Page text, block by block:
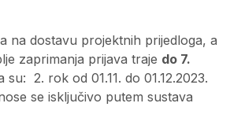
na dostavu projektnih prijedloga, a
zaprimanja prijava traje do 7.
2. rok od 01.11. do 01.12.2023.
se isključivo putem sustava